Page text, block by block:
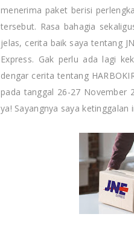
menerima paket berisi
tersebut. Rasa bahagia
jelas, cerita baik saya tentang
Express. Gak perlu ada lagi
dengar cerita tentang
pada tanggal 26-27 November
ya! Sayangnya saya ketinggalan